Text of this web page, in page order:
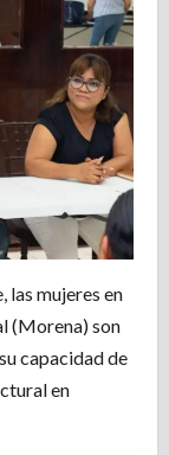
las mujeres en
(Morena) son
capacidad de
en